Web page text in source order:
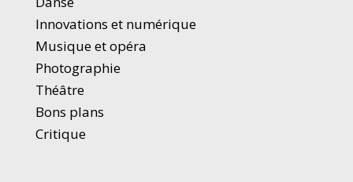
Innovations et numérique
Musique et opéra
Photographie
Théâtre
Bons plans
Critique